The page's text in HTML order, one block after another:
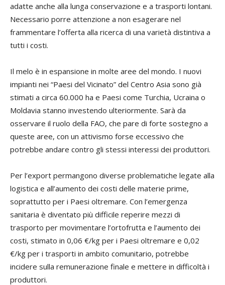
adatte anche alla lunga conservazione e a trasporti lontani.
Necessario porre attenzione a non esagerare nel
frammentare l’offerta alla ricerca di una varietà distintiva a
tutti i costi.
Il melo è in espansione in molte aree del mondo. I nuovi
impianti nei “Paesi del Vicinato” del Centro Asia sono già
stimati a circa 60.000 ha e Paesi come Turchia, Ucraina o
Moldavia stanno investendo ulteriormente. Sarà da
osservare il ruolo della FAO, che pare di forte sostegno a
queste aree, con un attivismo forse eccessivo che
potrebbe andare contro gli stessi interessi dei produttori.
Per l’export permangono diverse problematiche legate alla
logistica e all’aumento dei costi delle materie prime,
soprattutto per i Paesi oltremare. Con l’emergenza
sanitaria è diventato più difficile reperire mezzi di
trasporto per movimentare l’ortofrutta e l’aumento dei
costi, stimato in 0,06 €/kg per i Paesi oltremare e 0,02
€/kg per i trasporti in ambito comunitario, potrebbe
incidere sulla remunerazione finale e mettere in difficoltà i
produttori.